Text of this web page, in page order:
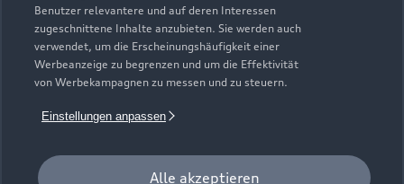
Benutzer relevantere und auf deren Interessen
zugeschnittene Inhalte anzubieten. Sie werden auch
verwendet, um die Erscheinungshäufigkeit einer
Werbeanzeige zu begrenzen und um die Effektivität
von Werbekampagnen zu messen und zu steuern.
Einstellungen anpassen
Alle akzeptieren
Bedingungen der AUDI AG, Ingolstadt.
Versicherungsleistungen werden durch den Audi
VersicherungsService, Zweigniederlassung der Volkswagen
Versicherungsdienst GmbH, Gifhorner Str. 57, 38112
Braunschweig, vermittelt und von der Volkswagen
als Risikoträger erbracht. Gültig für Privatkunden und
gewerbliche Einzelabnehmer, die einen Pkw (ohne Vermietung)